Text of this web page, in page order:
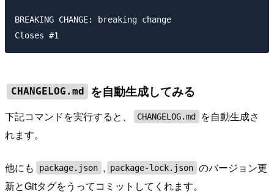
BREAKING CHANGE: breaking change
CHANGELOG.md を自動生成してみる
下記コマンドを実行すると、 CHANGELOG.md
を自動生成さ
れます。
他にも package.json , package-lock.json のバージョン更
新とGitタグをうってコミットしてくれます。